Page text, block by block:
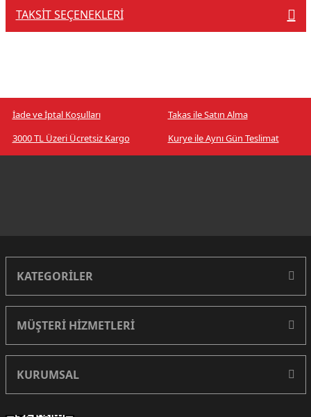
TAKSIT SEÇENEKLERI
İade ve İptal Koşulları
Takas ile Satın Alma
3000 TL Üzeri Ücretsiz Kargo
Kurye ile Aynı Gün Teslimat
KATEGORİLER
MÜŞTERİ HİZMETLERİ
KURUMSAL